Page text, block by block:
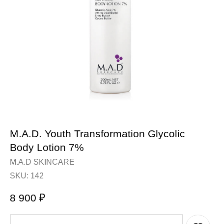
M.A.D. Youth Transformation Glycolic
Body Lotion 7%
M.A.D SKINCARE
SKU: 142
8 900 ₽